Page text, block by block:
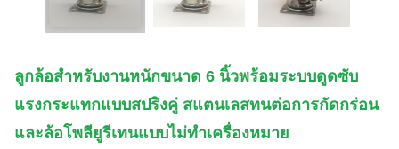
ลูกล้อสำหรับงานหนักขนาด 6 นิ้วพร้อมระบบดูดซับ
แรงกระแทกแบบสปริงคู่ สแตนเลสทนต่อการกัดกร่อน
และล้อโพลียูรีเทนแบบไม่ทำเครื่องหมาย